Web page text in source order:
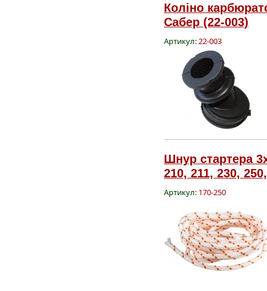
Коліно
Сабер (22-003)
Артикул:22-003
Шнур стартера
210, 211, 230,
Артикул: 170-250